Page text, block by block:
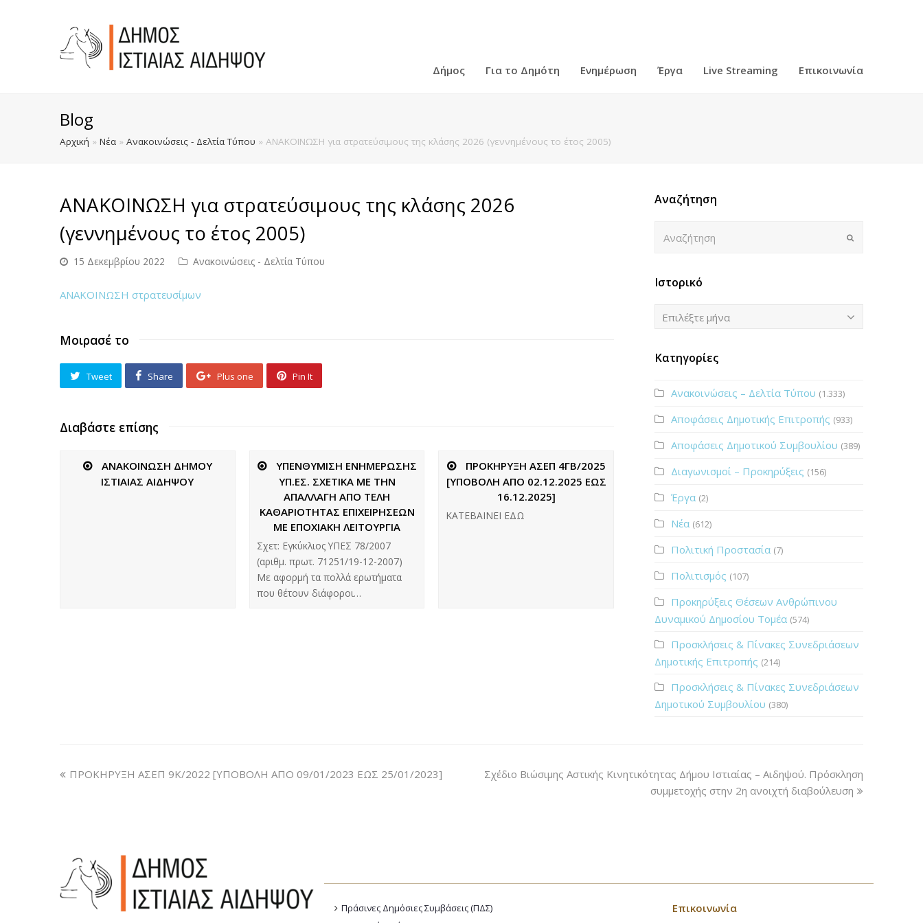
Δήμος Για το Δημότη Ενημέρωση Έργα Live Streaming Επικοινωνία
Blog
Αρχική » Νέα » Ανακοινώσεις - Δελτία Τύπου » ΑΝΑΚΟΙΝΩΣΗ για στρατεύσιμους της κλάσης 2026 (γεννημένους το έτος 2005)
ΑΝΑΚΟΙΝΩΣΗ για στρατεύσιμους της κλάσης 2026
(γεννημένους το έτος 2005)
15 Δεκεμβρίου 2022 Ανακοινώσεις - Δελτία Τύπου
ΑΝΑΚΟΙΝΩΣΗ στρατευσίμων
Μοιρασέ το
Tweet Share Plus one Pin It
Διαβάστε επίσης
ΑΝΑΚΟΙΝΩΣΗ ΔΗΜΟΥ
ΙΣΤΙΑΙΑΣ ΑΙΔΗΨΟΥ
ΥΠΕΝΘΥΜΙΣΗ ΕΝΗΜΕΡΩΣΗΣ
ΥΠ.ΕΣ. ΣΧΕΤΙΚΑ ΜΕ ΤΗΝ
ΑΠΑΛΛΑΓΗ ΑΠΟ ΤΕΛΗ
ΚΑΘΑΡΙΟΤΗΤΑΣ ΕΠΙΧΕΙΡΗΣΕΩΝ
ΜΕ ΕΠΟΧΙΑΚΗ ΛΕΙΤΟΥΡΓΙΑ
Σχετ: Εγκύκλιος ΥΠΕΣ 78/2007
(αριθμ. πρωτ. 71251/19-12-2007)
Με αφορμή τα πολλά ερωτήματα
που θέτουν διάφοροι…
ΠΡΟΚΗΡΥΞΗ ΑΣΕΠ 4ΓΒ/2025
[ΥΠΟΒΟΛΗ ΑΠΟ 02.12.2025 ΕΩΣ
16.12.2025]
ΚΑΤΕΒΑΙΝΕΙ ΕΔΩ
Αναζήτηση
Ιστορικό
Ιστορικό
Επιλέξτε μήνα
Κατηγορίες
Ανακοινώσεις – Δελτία Τύπου (1.333)
Αποφάσεις Δημοτικής Επιτροπής (933)
Αποφάσεις Δημοτικού Συμβουλίου (389)
Διαγωνισμοί – Προκηρύξεις (156)
Έργα (2)
Νέα (612)
Πολιτική Προστασία (7)
Πολιτισμός (107)
Προκηρύξεις Θέσεων Ανθρώπινου
Δυναμικού Δημοσίου Τομέα (574)
Προσκλήσεις & Πίνακες Συνεδριάσεων
Δημοτικής Επιτροπής (214)
Προσκλήσεις & Πίνακες Συνεδριάσεων
Δημοτικού Συμβουλίου (380)
ΠΡΟΚΗΡΥΞΗ ΑΣΕΠ 9Κ/2022 [ΥΠΟΒΟΛΗ ΑΠΟ 09/01/2023 ΕΩΣ 25/01/2023]
Σχέδιο Βιώσιμης Αστικής Κινητικότητας Δήμου Ιστιαίας – Αιδηψού. Πρόσκληση
συμμετοχής στην 2η ανοιχτή διαβούλευση
Πράσινες Δημόσιες Συμβάσεις (ΠΔΣ)
Επικοινωνία